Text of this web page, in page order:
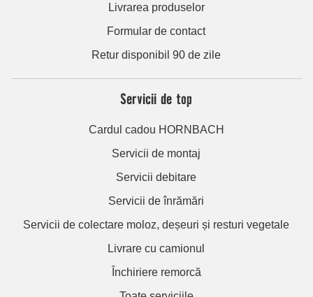
Livrarea produselor
Formular de contact
Retur disponibil 90 de zile
Servicii de top
Cardul cadou HORNBACH
Servicii de montaj
Servicii debitare
Servicii de înrămări
Servicii de colectare moloz, deșeuri și resturi vegetale
Livrare cu camionul
Închiriere remorcă